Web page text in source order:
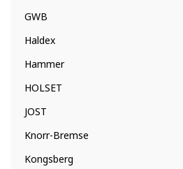
GWB
Haldex
Hammer
HOLSET
JOST
Knorr-Bremse
Kongsberg